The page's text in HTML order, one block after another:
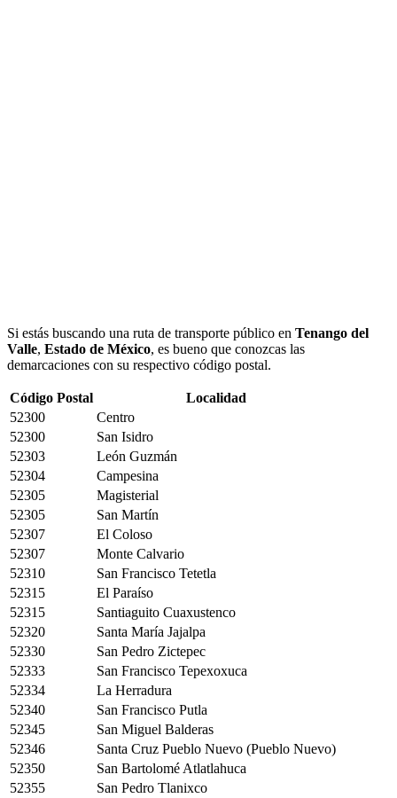
Si estás buscando una ruta de transporte público en Tenango del
Valle, Estado de México, es bueno que conozcas las
demarcaciones con su respectivo código postal.
Código Postal
Localidad
52300
Centro
52300
San Isidro
52303
León Guzmán
52304
Campesina
52305
Magisterial
52305
San Martín
52307
El Coloso
52307
Monte Calvario
52310
San Francisco Tetetla
52315
El Paraíso
52315
Santiaguito Cuaxustenco
52320
Santa María Jajalpa
52330
San Pedro Zictepec
52333
San Francisco Tepexoxuca
52334
La Herradura
52340
San Francisco Putla
52345
San Miguel Balderas
52346
Santa Cruz Pueblo Nuevo (Pueblo Nuevo)
52350
San Bartolomé Atlatlahuca
52355
San Pedro Tlanixco